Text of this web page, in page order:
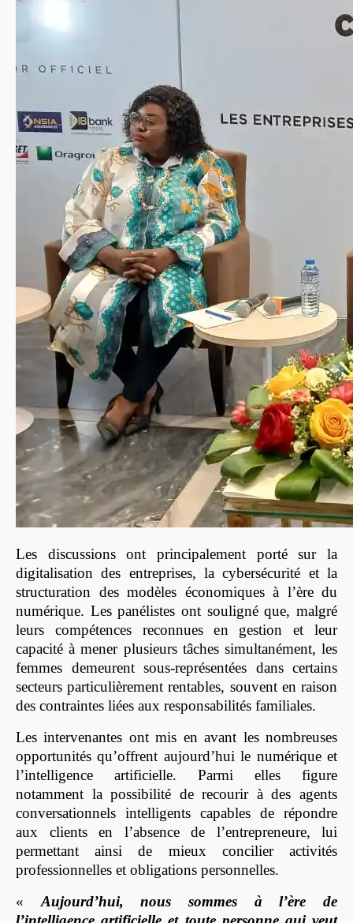
Les discussions ont principalement porté sur la
digitalisation des entreprises, la cybersécurité et la
structuration des modèles économiques à l’ère du
numérique. Les panélistes ont souligné que, malgré
leurs compétences reconnues en gestion et leur
capacité à mener plusieurs tâches simultanément, les
femmes demeurent sous-représentées dans certains
secteurs particulièrement rentables, souvent en raison
des contraintes liées aux responsabilités familiales.
Les intervenantes ont mis en avant les nombreuses
opportunités qu’offrent aujourd’hui le numérique et
l’intelligence artificielle. Parmi elles figure
notamment la possibilité de recourir à des agents
conversationnels intelligents capables de répondre
aux clients en l’absence de l’entrepreneure, lui
permettant ainsi de mieux concilier activités
professionnelles et obligations personnelles.
« Aujourd’hui, nous sommes à l’ère de